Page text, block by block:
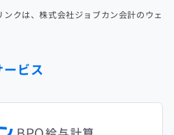
クは、株式会社ジョブカン会計のウェ
ービス